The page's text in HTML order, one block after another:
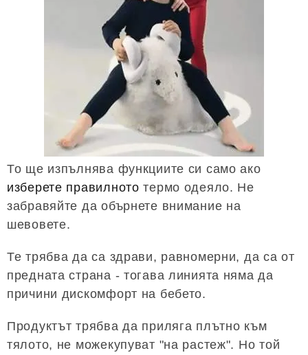
То ще изпълнява функциите си само ако
изберете правилното термо одеяло. Не
забравяйте да обърнете внимание на
шевовете.
Те трябва да са здрави, равномерни, да са от
предната страна - тогава линията няма да
причини дискомфорт на бебето.
Продуктът трябва да приляга плътно към
тялото, не можекупуват "на растеж". Но той